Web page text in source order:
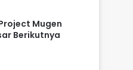
Mugen
Berikutnya